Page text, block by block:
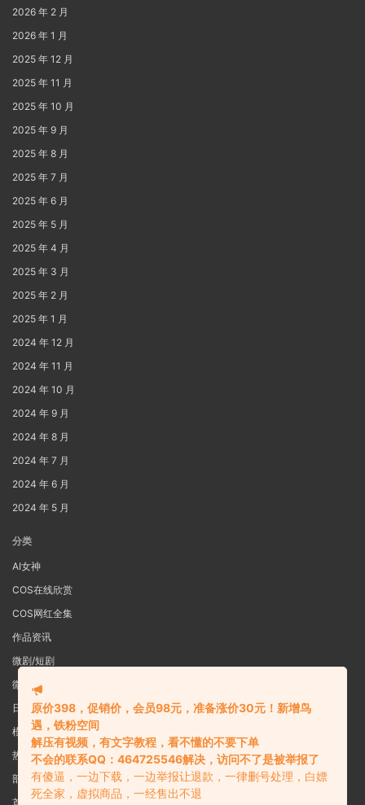
2026 年 2 月
2026 年 1 月
2025 年 12 月
2025 年 11 月
2025 年 10 月
2025 年 9 月
2025 年 8 月
2025 年 7 月
2025 年 6 月
2025 年 5 月
2025 年 4 月
2025 年 3 月
2025 年 2 月
2025 年 1 月
2024 年 12 月
2024 年 11 月
2024 年 10 月
2024 年 9 月
2024 年 8 月
2024 年 7 月
2024 年 6 月
2024 年 5 月
分类
AI女神
COS在线欣赏
COS网红全集
作品资讯
微剧/短剧
微密圈
日系写真
模特女神
热舞视频
部分预览图
首页
原价398，促销价，会员98元，准备涨价30元！新增鸟
遇，铁粉空间
解压有视频，有文字教程，看不懂的不要下单
不会的联系QQ：464725546解决，访问不了是被举报了
有傻逼，一边下载，一边举报让退款，一律删号处理，白嫖
死全家，虚拟商品，一经售出不退